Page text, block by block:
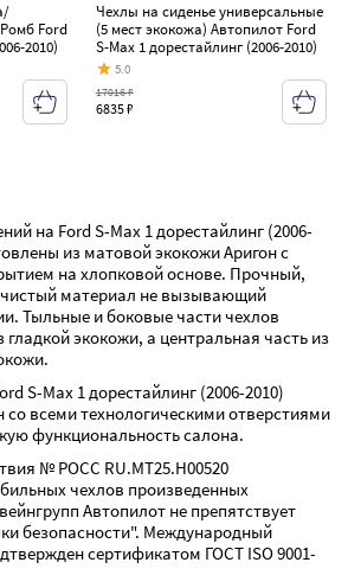
Ford
2010)
Чехлы на сиденье универсальные
(5 мест экокожа) Автопилот Ford
S-Max 1 дорестайлинг (2006-2010)
5.0
6835 ₽
17016 ₽
на Ford S-Max 1 дорестайлинг (2006-
из матовой экокожи Аригон с
на хлопковой основе. Прочный,
чистый материал не вызывающий
Тыльные и боковые части чехлов
экокожи, а центральная часть из
S-Max 1 дорестайлинг (2006-2010)
со всеми технологическими отверстиями
функциональность салона.
№ РОСС RU.МТ25.Н00520
чехлов произведенных
Автопилот не препятствует
безопасности". Международный
сертификатом ГОСТ ISO 9001-